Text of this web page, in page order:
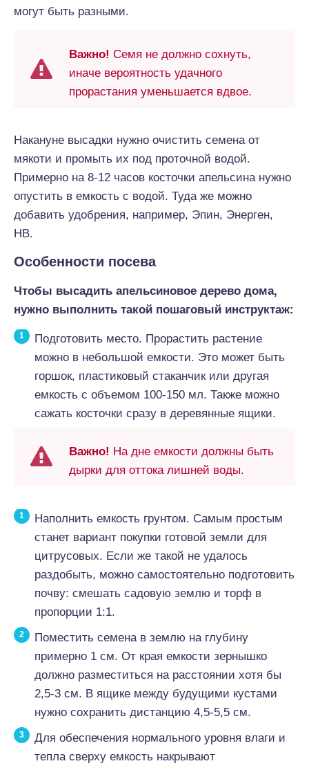
могут быть разными.
Важно! Семя не должно сохнуть,
иначе вероятность удачного
прорастания уменьшается вдвое.
Накануне высадки нужно очистить семена от
мякоти и промыть их под проточной водой.
Примерно на 8-12 часов косточки апельсина нужно
опустить в емкость с водой. Туда же можно
добавить удобрения, например, Эпин, Энерген,
НВ.
Особенности посева
Чтобы высадить апельсиновое дерево дома,
нужно выполнить такой пошаговый инструктаж:
Подготовить место. Прорастить растение
можно в небольшой емкости. Это может быть
горшок, пластиковый стаканчик или другая
емкость с объемом 100-150 мл. Также можно
сажать косточки сразу в деревянные ящики.
Важно! На дне емкости должны быть
дырки для оттока лишней воды.
Наполнить емкость грунтом. Самым простым
станет вариант покупки готовой земли для
цитрусовых. Если же такой не удалось
раздобыть, можно самостоятельно подготовить
почву: смешать садовую землю и торф в
пропорции 1:1.
Поместить семена в землю на глубину
примерно 1 см. От края емкости зернышко
должно разместиться на расстоянии хотя бы
2,5-3 см. В ящике между будущими кустами
нужно сохранить дистанцию ​​4,5-5,5 см.
Для обеспечения нормального уровня влаги и
тепла сверху емкость накрывают